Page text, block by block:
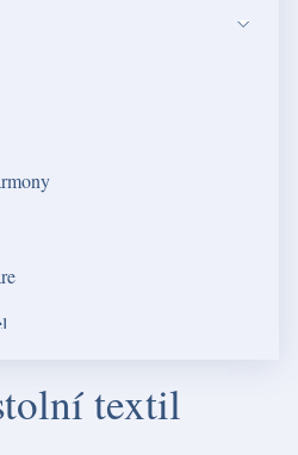
textil